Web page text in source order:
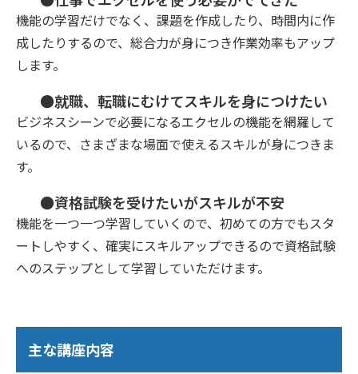
機能の学習だけでなく、課題を作成したり、時間内に作
成したりするので、総合力が身につき作業効率もアップ
します。
●就職、転職にむけてスキルを身につけたい
ビジネスシーンで必要になるエクセルの機能を網羅して
いるので、さまざまな場面で使えるスキルが身につきま
す。
●資格試験を受けたいがスキルが不安
機能を一つ一つ学習していくので、初めての方でもスタ
ートしやすく、確実にスキルアップできるので資格試験
へのステップとして学習していただけます。
主な講座内容